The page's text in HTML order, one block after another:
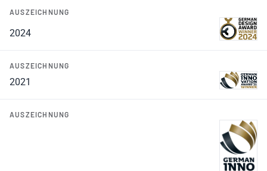
AUSZEICHNUNG
2024
AUSZEICHNUNG
2021
AUSZEICHNUNG